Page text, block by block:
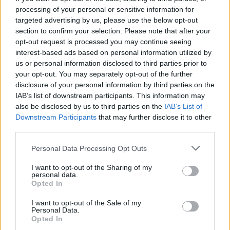
processing of your personal or sensitive information for
targeted advertising by us, please use the below opt-out
section to confirm your selection. Please note that after your
opt-out request is processed you may continue seeing
interest-based ads based on personal information utilized by
us or personal information disclosed to third parties prior to
your opt-out. You may separately opt-out of the further
disclosure of your personal information by third parties on the
IAB’s list of downstream participants. This information may
also be disclosed by us to third parties on the IAB’s List of
Downstream Participants that may further disclose it to other
Personal Data Processing Opt Outs
I want to opt-out of the Sharing of my
personal data.
Opted In
I want to opt-out of the Sale of my
Personal Data.
Opted In
vychrlila sicilská sopka Etna,
jedna z nejaktivnějších sopek
světa, přiměly dnes letiště v
Katánii pozastavit přílety
letadel, uvedla agentura AFP.
V brazilském regionálním parlamentu měli nezvanou
návštěvu - skupinu kapybar
8.8.2026 11:40 (
V brazilském státě Mato
Grosso museli minulý týden v
budovy vniklo několik
hlavním vchodem, informovala agentura AP.
omezující rozmnožování holubů
8.8.2026 11:31 | ZNOJMO (